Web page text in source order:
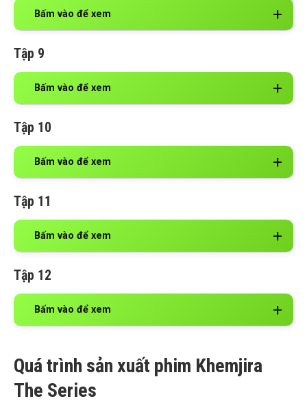
Bấm vào để xem
Tập 9
Bấm vào để xem
Tập 10
Bấm vào để xem
Tập 11
Bấm vào để xem
Tập 12
Bấm vào để xem
Quá trình sản xuất phim Khemjira
The Series